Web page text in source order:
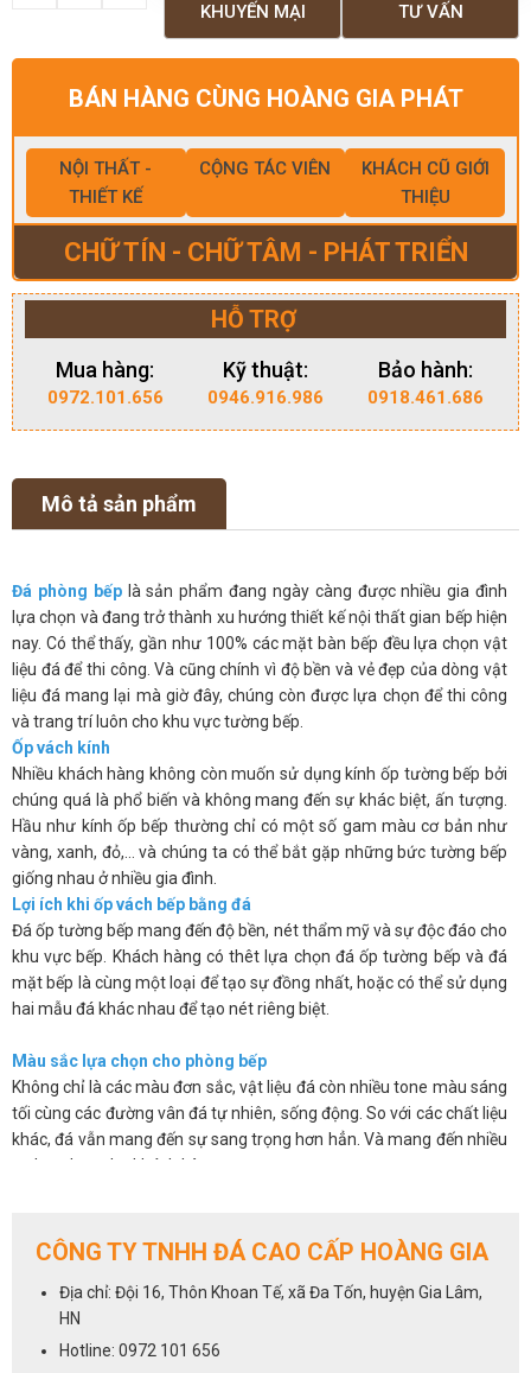
TƯ VẤN
KHUYẾN MẠI
BÁN HÀNG CÙNG HOÀNG GIA PHÁT
NỘI THẤT -
THIẾT KẾ
CỘNG TÁC VIÊN
KHÁCH CŨ GIỚI
THIỆU
CHỮ TÍN - CHỮ TÂM - PHÁT TRIỂN
HỖ TRỢ
Mua hàng:
0972.101.656
Kỹ thuật:
0946.916.986
Bảo hành:
0918.461.686
Mô tả sản phẩm
Đá phòng bếplà sản phẩm đang ngày càng được nhiều gia đình
lựa chọn và đang trở thành xu hướng thiết kế nội thất gian bếp hiện
nay. Có thể thấy, gần như 100% các mặt bàn bếp đều lựa chọn vật
liệu đá để thi công. Và cũng chính vì độ bền và vẻ đẹp của dòng vật
liệu đá mang lại mà giờ đây, chúng còn được lựa chọn để thi công
và trang trí luôn cho khu vực tường bếp.
Ốp vách kính
Nhiều khách hàng không còn muốn sử dụng kính ốp tường bếp bởi
chúng quá là phổ biến và không mang đến sự khác biệt, ấn tượng.
Hầu như kính ốp bếp thường chỉ có một số gam màu cơ bản như
vàng, xanh, đỏ,… và chúng ta có thể bắt gặp những bức tường bếp
giống nhau ở nhiều gia đình.
Lợi ích khi ốp vách bếp bằng đá
Đá ốp tường bếp mang đến độ bền, nét thẩm mỹ và sự độc đáo cho
khu vực bếp. Khách hàng có thêt lựa chọn đá ốp tường bếp và đá
mặt bếp là cùng một loại để tạo sự đồng nhất, hoặc có thể sử dụng
hai mẫu đá khác nhau để tạo nét riêng biệt.
Màu sắc lựa chọn cho phòng bếp
Không chỉ là các màu đơn sắc, vật liệu đá còn nhiều tone màu sáng
tối cùng các đường vân đá tự nhiên, sống động. So với các chất liệu
khác, đá vẫn mang đến sự sang trọng hơn hẳn. Và mang đến nhiều
sự lựa chọn cho khách hàng.
giúp bạn sẽ dễ dàng vệ sinh và luôn mang lại sự sạch sẽ.
bếp. Chúng khắc phục được những hạn chế về mẫu mã, màu sắc lại
vừa mang đến vẻ sang trọng và độ bền cho sản phẩm.
CÔNG TY TNHH ĐÁ CAO CẤP HOÀNG GIA
Địa chỉ: Đội 16, Thôn Khoan Tế, xã Đa Tốn, huyện Gia Lâm,
HN
Hotline: 0972 101 656